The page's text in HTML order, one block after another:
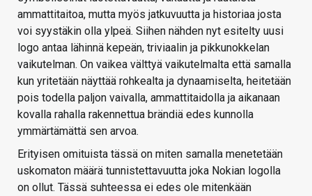
ammattitaitoa, mutta myös jatkuvuutta ja historiaa josta
voi syystäkin olla ylpeä. Siihen nähden nyt esitelty uusi
logo antaa lähinnä kepeän, triviaalin ja pikkunokkelan
vaikutelman. On vaikea välttyä vaikutelmalta että samalla
kun yritetään näyttää rohkealta ja dynaamiselta, heitetään
pois todella paljon vaivalla, ammattitaidolla ja aikanaan
kovalla rahalla rakennettua brändiä edes kunnolla
ymmärtämättä sen arvoa.
Erityisen omituista tässä on miten samalla menetetään
uskomaton määrä tunnistettavuutta joka Nokian logolla
on ollut. Tässä suhteessa ei edes ole mitenkään